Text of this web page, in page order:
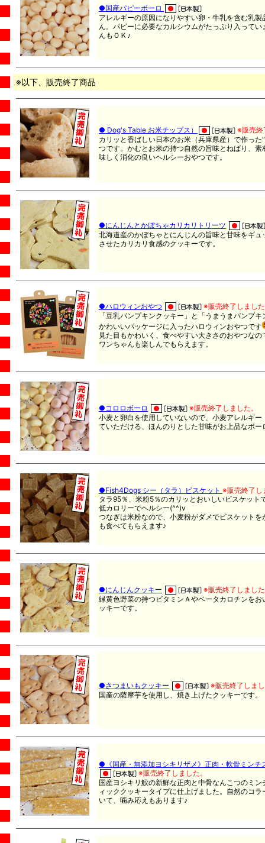
●国産パピーボーロ
アレルギーの原因になりやすい卵・牛乳を含む乳
ん。パピーに必要なカルシウムがたっぷり入って
んもＯＫ♪
※以下、販売終了商品
● Dog's Table お米チップス）
※販売終
カリッと香ばしい日本のお米（兵庫県産）で作った
つです。かむとお米の持つ自然の旨味とねばり、
味しく消化の良いヘルシーおやつです。
●にんじんとかぼちゃカリカリトリーツ
北海道産のかぼちゃとにんじんの旨味と甘味をギ
させたカリカリ食感のクッキーです。
●ハロウィンおやつ
※販売終了しまし
「豆乳パンプキンクッキー」と「うまうまパンプ
かわいいパッケージに入ったハロウィンおやつです
見た目もかわいく、食べやすい大きさのおやつな
ワンちゃんも楽しんでもらえます。
●コロロボーロ
※販売終了しました。
小麦と卵白を使用していないので、小麦アレルギ
ていただける、ほんのりとした甘味がお上品なボー
●Fish4Dogs シー（タラ）ビスケット ※販売終了し
タラ95％、米粉5％のカリッとおいしいビスケット
低カロリーでヘルシー(^^)v
つなぎは米粉なので、小麦粉がダメでビスケット
も食べてもらえます♪
●にんじんクッキー
※販売終了しまし
緑黄色野菜の持つビタミンＡやベータカロチンを
ッキーです。
●さつまいもクッキー
※販売終了しま
国産の薩摩芋を使用し、焼き上げたクッキーです。
●《国産・無添加ヨシキリザメ》正肉・軟骨ミンチ
※販売終了しました。
国産ヨシキリ鮫の新鮮な正肉と中骨なんこつのミ
ィッククッキータイプに仕上げました。自然のコ
いて、噛み応えもあります♪